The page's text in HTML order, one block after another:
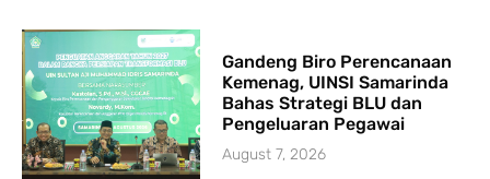
Gandeng Biro Perencanaan
Kemenag, UINSI Samarinda
Bahas Strategi BLU dan
Pengeluaran Pegawai
August 7, 2026